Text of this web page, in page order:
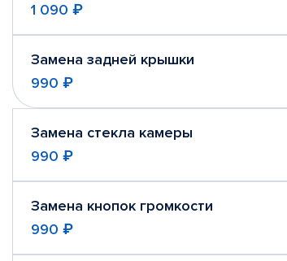
1 090 ₽
Замена задней крышки
990 ₽
Замена стекла камеры
990 ₽
Замена кнопок громкости
990 ₽